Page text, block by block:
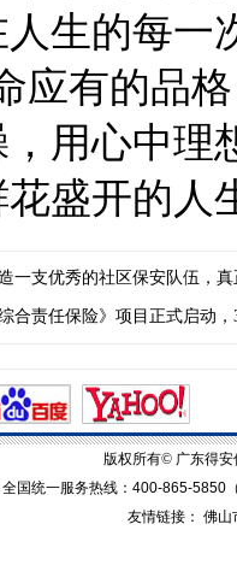
生的每一
应有的品
用心中理
盛开的人
一支优秀的社区保安队伍，
合责任保险》项目正式启动
版权所有© 广东得
全国统一服务热线： 400-865-5850
友情链接： 佛山